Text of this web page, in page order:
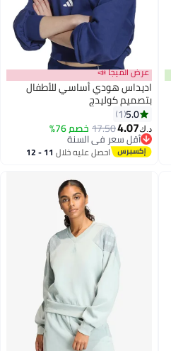
عرض الميجا 📣
اديداس هودي أساسي للأطفال
بتصميم كوليدج
5.0
1
د.ك‏4.07
17.50خصم 76%
أقل سعر في السنة
أقل سعر في السنة
احصل عليه خلال 11 - 12